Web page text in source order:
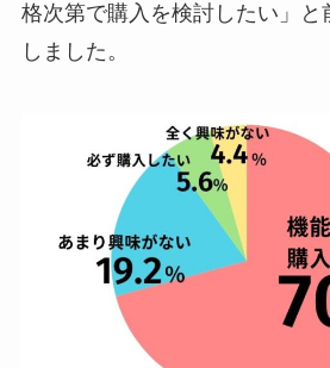
格次第で購入を検討したい」と
しました。